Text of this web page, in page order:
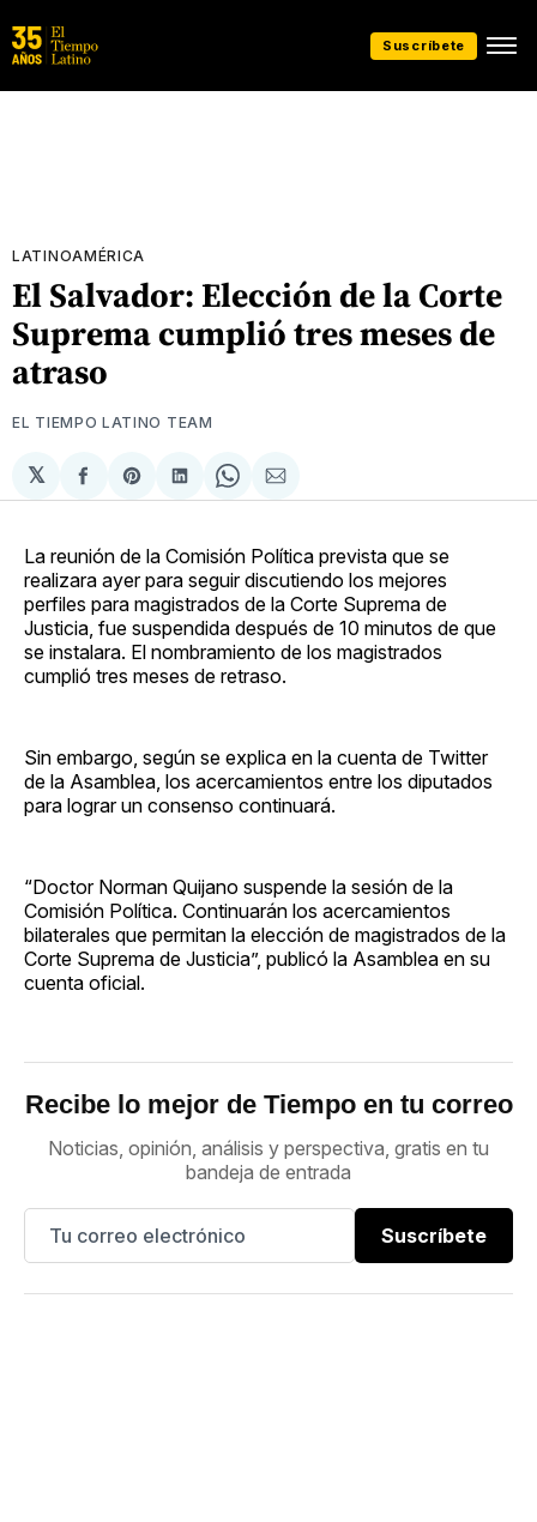
Suscríbete
LATINOAMÉRICA
El Salvador: Elección de la Corte
Suprema cumplió tres meses de
atraso
EL TIEMPO LATINO TEAM
𝕏
Compartir
en
Share
on
Compartir
en
Share
on
Compartir
via
La reunión de la Comisión Política prevista que se
realizara ayer para seguir discutiendo los mejores
perfiles para magistrados de la Corte Suprema de
Justicia, fue suspendida después de 10 minutos de que
se instalara. El nombramiento de los magistrados
cumplió tres meses de retraso.
Sin embargo, según se explica en la cuenta de Twitter
de la Asamblea, los acercamientos entre los diputados
para lograr un consenso continuará.
“Doctor Norman Quijano suspende la sesión de la
Comisión Política. Continuarán los acercamientos
bilaterales que permitan la elección de magistrados de la
Corte Suprema de Justicia”, publicó la Asamblea en su
cuenta oficial.
Recibe lo mejor de Tiempo en tu correo
Noticias, opinión, análisis y perspectiva, gratis en tu
bandeja de entrada
Suscríbete